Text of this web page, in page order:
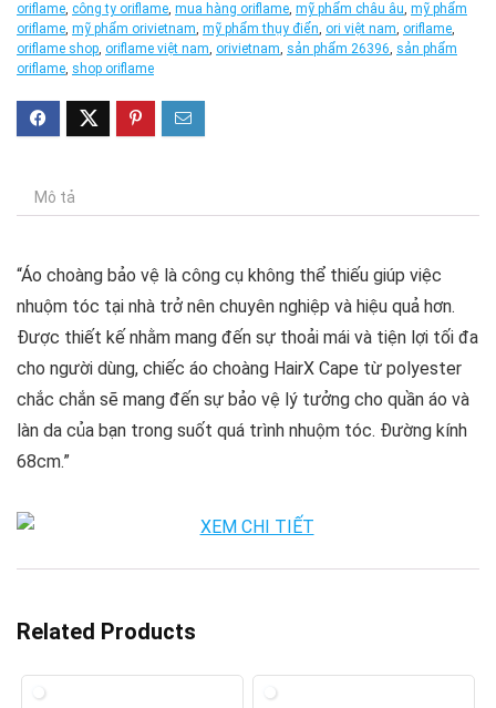
oriflame, công ty oriflame, mua hàng oriflame, mỹ phẩm châu âu, mỹ phẩm
oriflame, mỹ phẩm orivietnam, mỹ phẩm thụy điển, ori việt nam, oriflame,
oriflame shop, oriflame việt nam, orivietnam, sản phẩm 26396, sản phẩm
oriflame, shop oriflame
Mô tả
“Áo choàng bảo vệ là công cụ không thể thiếu giúp việc
nhuộm tóc tại nhà trở nên chuyên nghiệp và hiệu quả hơn.
Được thiết kế nhằm mang đến sự thoải mái và tiện lợi tối đa
cho người dùng, chiếc áo choàng HairX Cape từ polyester
chắc chắn sẽ mang đến sự bảo vệ lý tưởng cho quần áo và
làn da của bạn trong suốt quá trình nhuộm tóc. Đường kính
68cm.”
Related Products